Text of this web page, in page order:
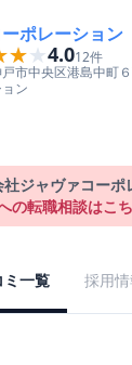
ポレーション
4.012件
市中央区港島中町
ン
社ジャヴァコーポ
の転職相談はこ
ミ一覧 採用